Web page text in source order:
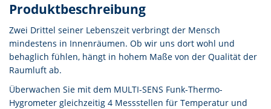
Produktbeschreibung
Zwei Drittel seiner Lebenszeit verbringt der Mensch
mindestens in Innenräumen. Ob wir uns dort wohl und
behaglich fühlen, hängt in hohem Maße von der Qualität der
Raumluft ab.
Überwachen Sie mit dem MULTI-SENS Funk-Thermo-
Hygrometer gleichzeitig 4 Messstellen für Temperatur und